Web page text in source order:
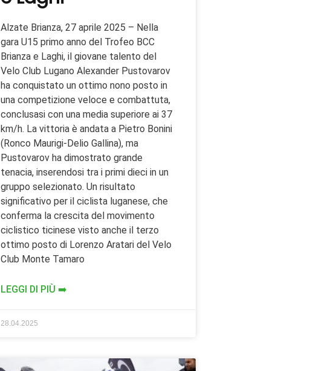
Alzate Brianza, 27 aprile 2025 – Nella
gara U15 primo anno del Trofeo BCC
Brianza e Laghi, il giovane talento del
Velo Club Lugano Alexander Pustovarov
ha conquistato un ottimo nono posto in
una competizione veloce e combattuta,
conclusasi con una media superiore ai 37
km/h. La vittoria è andata a Pietro Bonini
(Ronco Maurigi-Delio Gallina), ma
Pustovarov ha dimostrato grande
tenacia, inserendosi tra i primi dieci in un
gruppo selezionato. Un risultato
significativo per il ciclista luganese, che
conferma la crescita del movimento
ciclistico ticinese visto anche il terzo
ottimo posto di Lorenzo Aratari del Velo
Club Monte Tamaro
LEGGI DI PIÙ ➡️
28.04.2025